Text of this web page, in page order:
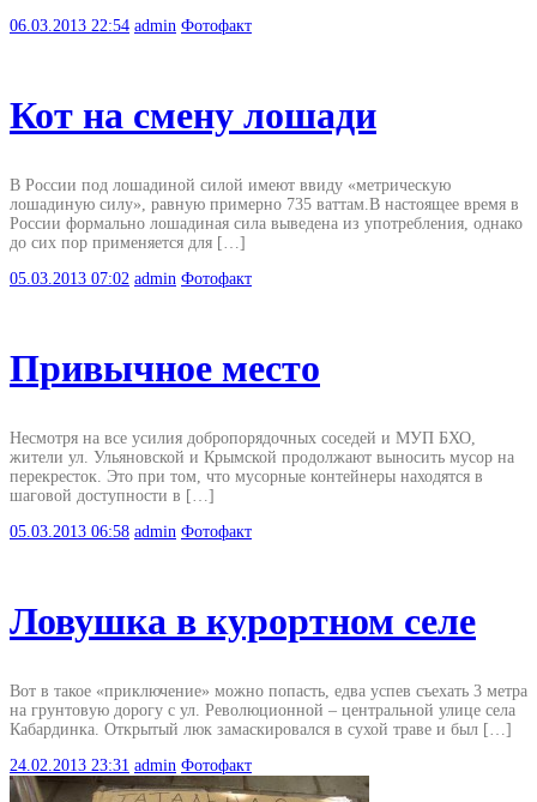
06.03.2013 22:54 admin Фотофакт
Кот на смену лошади
В России под лошадиной силой имеют ввиду «метрическую
лошадиную силу», равную примерно 735 ваттам.В настоящее время в
России формально лошадиная сила выведена из употребления, однако
до сих пор применяется для […]
05.03.2013 07:02 admin Фотофакт
Привычное место
Несмотря на все усилия добропорядочных соседей и МУП БХО,
жители ул. Ульяновской и Крымской продолжают выносить мусор на
перекресток. Это при том, что мусорные контейнеры находятся в
шаговой доступности в […]
05.03.2013 06:58 admin Фотофакт
Ловушка в курортном селе
Вот в такое «приключение» можно попасть, едва успев съехать 3 метра
на грунтовую дорогу с ул. Революционной – центральной улице села
Кабардинка. Открытый люк замаскировался в сухой траве и был […]
24.02.2013 23:31 admin Фотофакт